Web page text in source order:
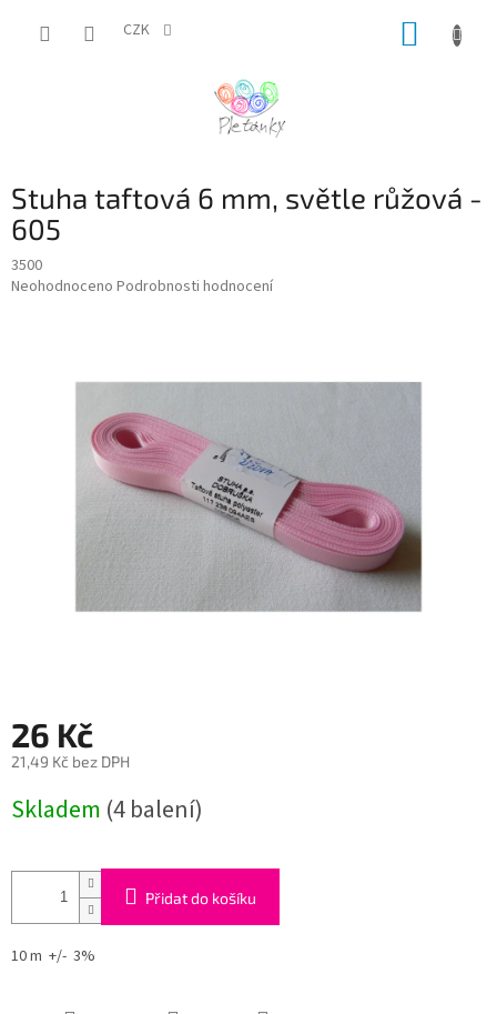
CZK
Stuha taftová 6 mm, světle růžová -
605
3500
Průměrné
Neohodnoceno Podrobnosti hodnocení
26 Kč
21,49 Kč bez DPH
cena:
Skladem (4 balení)
Přidat do košíku
10 m +/- 3%